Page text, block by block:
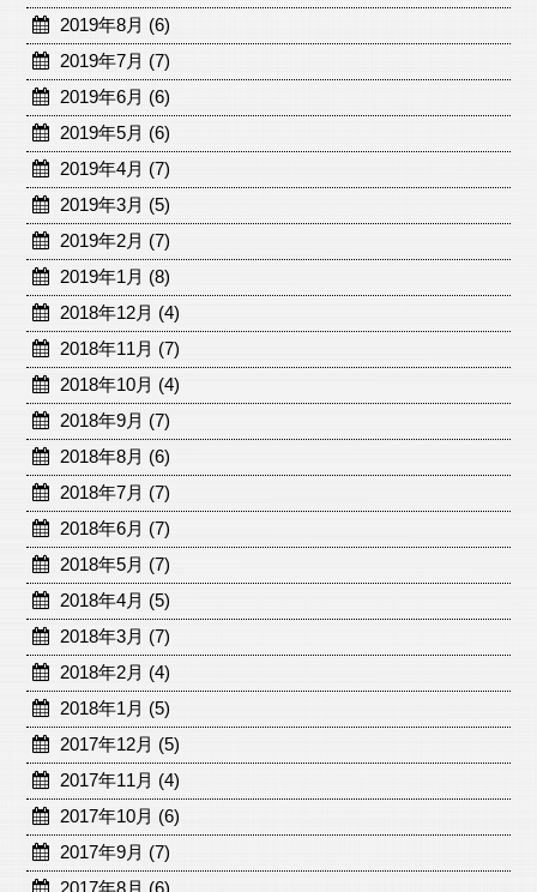
2019年8月 (6)
2019年7月 (7)
2019年6月 (6)
2019年5月 (6)
2019年4月 (7)
2019年3月 (5)
2019年2月 (7)
2019年1月 (8)
2018年12月 (4)
2018年11月 (7)
2018年10月 (4)
2018年9月 (7)
2018年8月 (6)
2018年7月 (7)
2018年6月 (7)
2018年5月 (7)
2018年4月 (5)
2018年3月 (7)
2018年2月 (4)
2018年1月 (5)
2017年12月 (5)
2017年11月 (4)
2017年10月 (6)
2017年9月 (7)
2017年8月 (6)